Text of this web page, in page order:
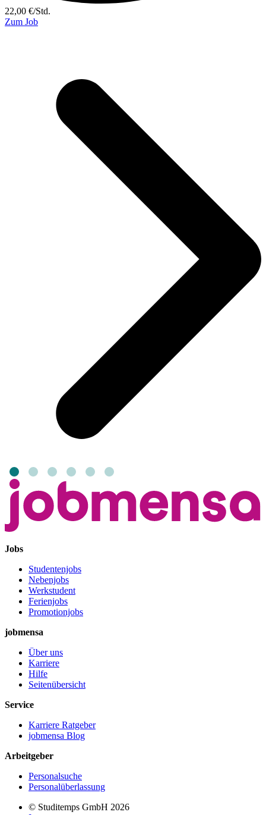
22,00 €/Std.
Zum Job
Jobs
Studentenjobs
Nebenjobs
Werkstudent
Ferienjobs
Promotionjobs
jobmensa
Über uns
Karriere
Hilfe
Seitenübersicht
Service
Karriere Ratgeber
jobmensa Blog
Arbeitgeber
Personalsuche
Personalüberlassung
© Studitemps GmbH 2026